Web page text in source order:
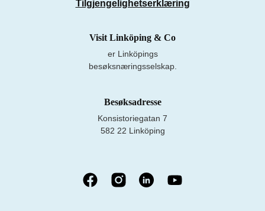
Tilgjengelighetserklæring
Visit Linköping & Co
er Linköpings
besøksnæringsselskap.
Besøksadresse
Konsistoriegatan 7
582 22 Linköping